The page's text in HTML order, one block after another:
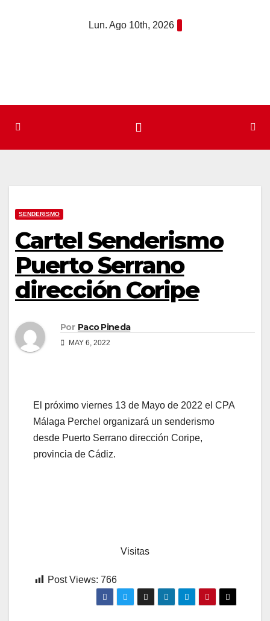
Lun. Ago 10th, 2026
SENDERISMO
Cartel Senderismo
Puerto Serrano
dirección Coripe
Por Paco Pineda
MAY 6, 2022
El próximo viernes 13 de Mayo de 2022 el CPA
Málaga Perchel organizará un senderismo
desde Puerto Serrano dirección Coripe,
provincia de Cádiz.
Visitas
Post Views: 766